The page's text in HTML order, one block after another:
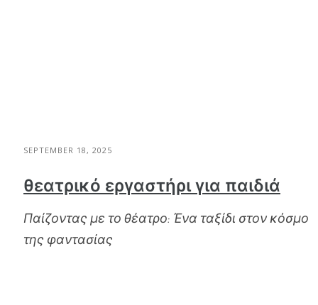
SEPTEMBER 18, 2025
θεατρικό εργαστήρι για παιδιά
Παίζοντας με το θέατρο: Ένα ταξίδι στον κόσμο
της φαντασίας